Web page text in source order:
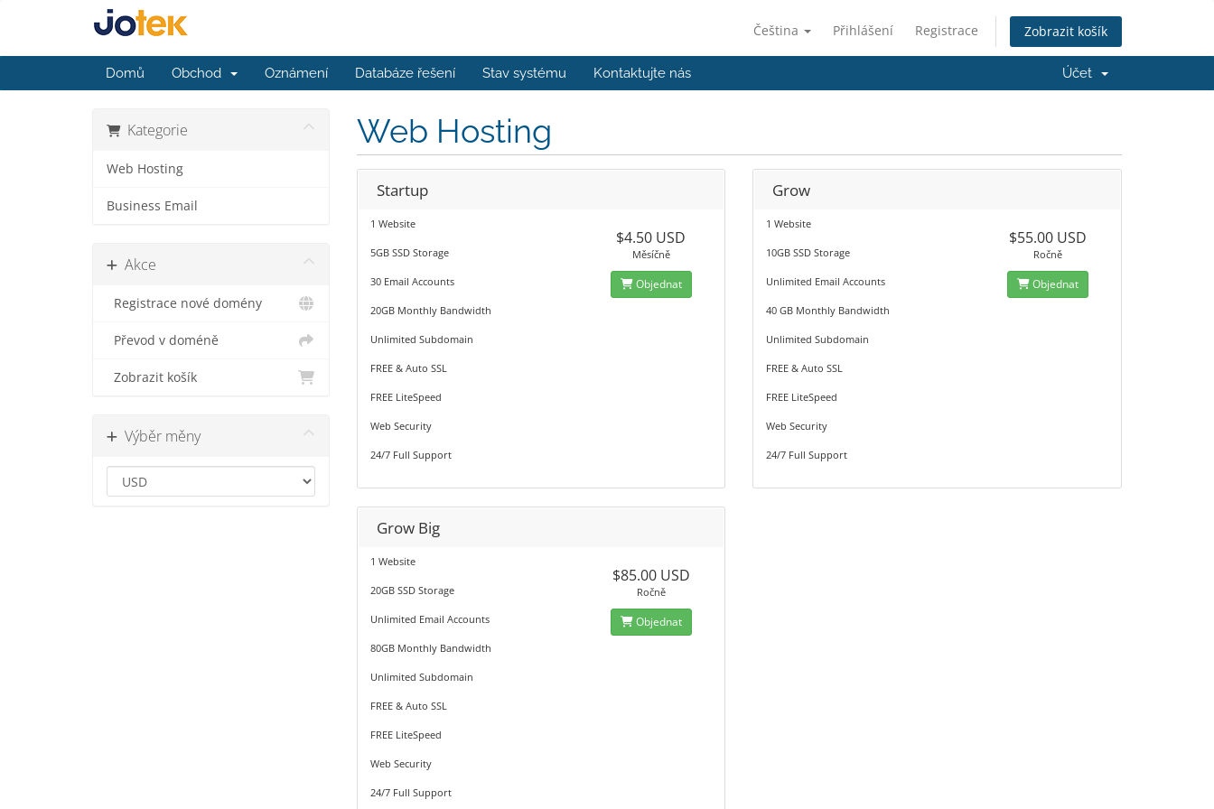
Čeština Přihlášení Registrace Zobrazit košík
Domů Obchod Oznámení Databáze řešení Stav systému Kontaktujte nás Účet
Kategorie
Web Hosting
Business Email
Akce
Registrace nové domény
Převod v doméně
Zobrazit košík
Výběr měny
Web Hosting
Startup
1 Website
5GB SSD Storage
30 Email Accounts
20GB Monthly Bandwidth
Unlimited Subdomain
FREE & Auto SSL
FREE LiteSpeed
Web Security
24/7 Full Support
$4.50 USD
Měsíčně
Objednat
Grow
1 Website
10GB SSD Storage
Unlimited Email Accounts
40 GB Monthly Bandwidth
Unlimited Subdomain
FREE & Auto SSL
FREE LiteSpeed
Web Security
24/7 Full Support
$55.00 USD
Ročně
Objednat
Grow Big
1 Website
20GB SSD Storage
Unlimited Email Accounts
80GB Monthly Bandwidth
Unlimited Subdomain
FREE & Auto SSL
FREE LiteSpeed
Web Security
24/7 Full Support
$85.00 USD
Ročně
Objednat